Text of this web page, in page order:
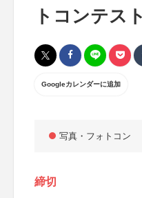
トコンテスト
Googleカレンダーに追加
写真・フォトコン
締切